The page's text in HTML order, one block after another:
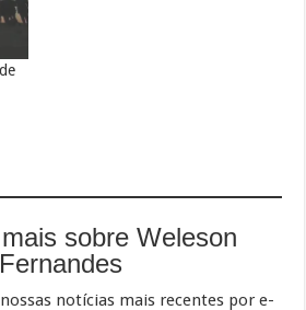
sobre Weleson
Fernandes
notícias mais recentes por e-